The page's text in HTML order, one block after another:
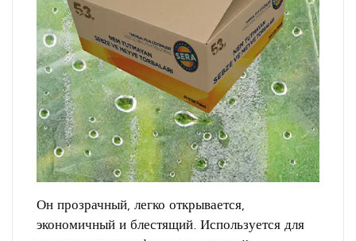
Он прозрачный, легко открывается,
экономичный и блестящий. Используется для